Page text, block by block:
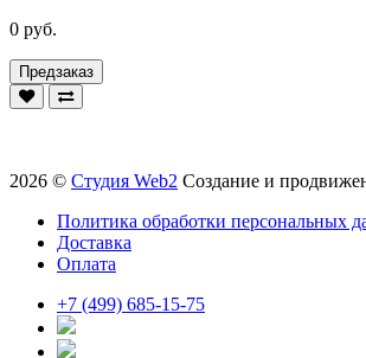
0 руб.
Предзаказ
2026 © Студия Web2 Создание и
Политика обработки персональных
Доставка
Оплата
+7 (499) 685-15-75